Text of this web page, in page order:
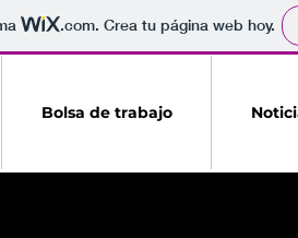
.com. Crea tu página web hoy.
Bolsa de trabajo